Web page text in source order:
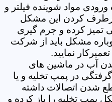
مواد شوینده فیلتر و
کردن این مشکل
تمیز کرده و جرم گیری
مشکل باید از شرکت
نمایید.
آب در ماشین های
در پمپ تخلیه و یا
شدن اتصالات داشته
پمپ تخلیه را باز کرده و